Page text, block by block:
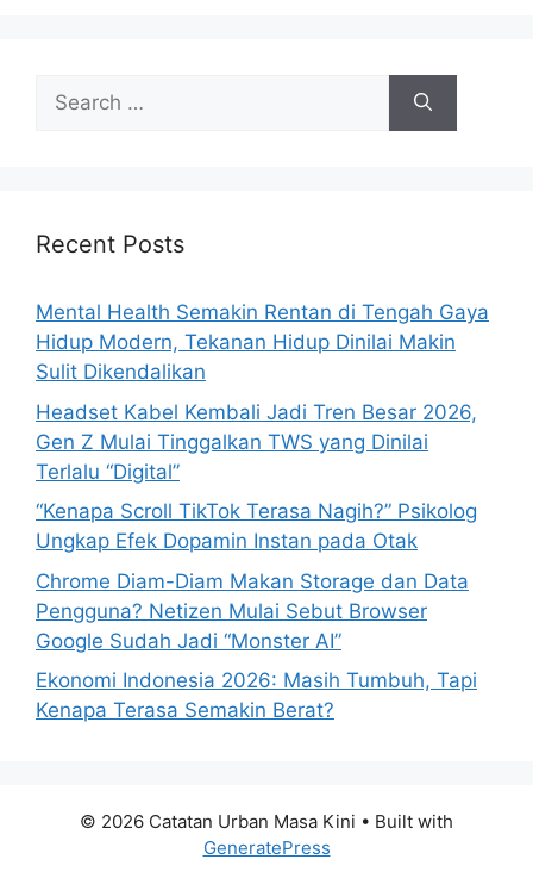
h
r
:
Recent Posts
Mental Health Semakin Rentan di Tengah Gaya
Hidup Modern, Tekanan Hidup Dinilai Makin
Sulit Dikendalikan
Headset Kabel Kembali Jadi Tren Besar 2026,
Gen Z Mulai Tinggalkan TWS yang Dinilai
Terlalu “Digital”
“Kenapa Scroll TikTok Terasa Nagih?” Psikolog
Ungkap Efek Dopamin Instan pada Otak
Chrome Diam-Diam Makan Storage dan Data
Pengguna? Netizen Mulai Sebut Browser
Google Sudah Jadi “Monster AI”
Ekonomi Indonesia 2026: Masih Tumbuh, Tapi
Kenapa Terasa Semakin Berat?
© 2026 Catatan Urban Masa Kini • Built with
GeneratePress